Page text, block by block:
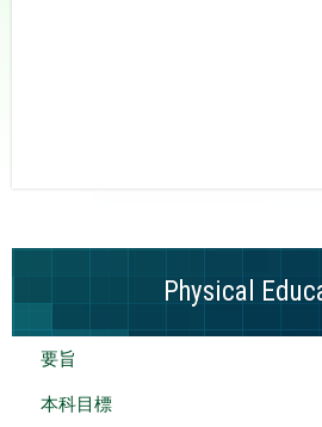
Physical
要旨
本科目標